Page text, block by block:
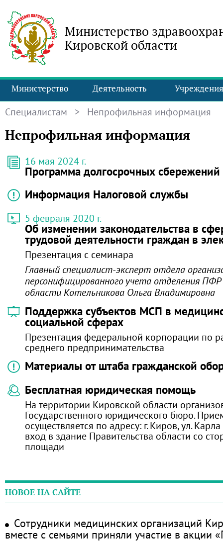
Министерство
Кировской области
Министерство Деятельность Учреждения
Специалистам > Непрофильная информация
Непрофильная информация
16 мая 2024 г.
Программа долгосрочных сбережений
Информация Налоговой службы
5 февраля 2020 г.
Об изменении законодательства в
трудовой деятельности граждан в
Презентация с семинара
Главный специалист-эксперт отдела
персонифицированного учета отделения ПФР
области Котельникова Ольга Владимировна
Поддержка субъектов МСП в
социальной сферах
Презентация федеральной корпорации по
среднего предпринимательства
Материалы от штаба гражданской
Бесплатная юридическая помощь
На территории Кировской области
Государственного юридического бюро.
осуществляется по адресу: г. Киров, ул.
вход в здание Правительства области со
площади
НОВОЕ НА САЙТЕ
Сотрудники медицинских организаций
вместе с семьями приняли участие в акции